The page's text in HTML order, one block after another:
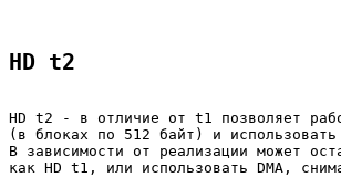
HD t2
HD t2 - в отличие от t1 позволяет
(в блоках по 512 байт) и
В зависимости от реализации может
как HD t1, или использовать DMA,